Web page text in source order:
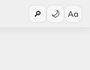
🔎 Aa